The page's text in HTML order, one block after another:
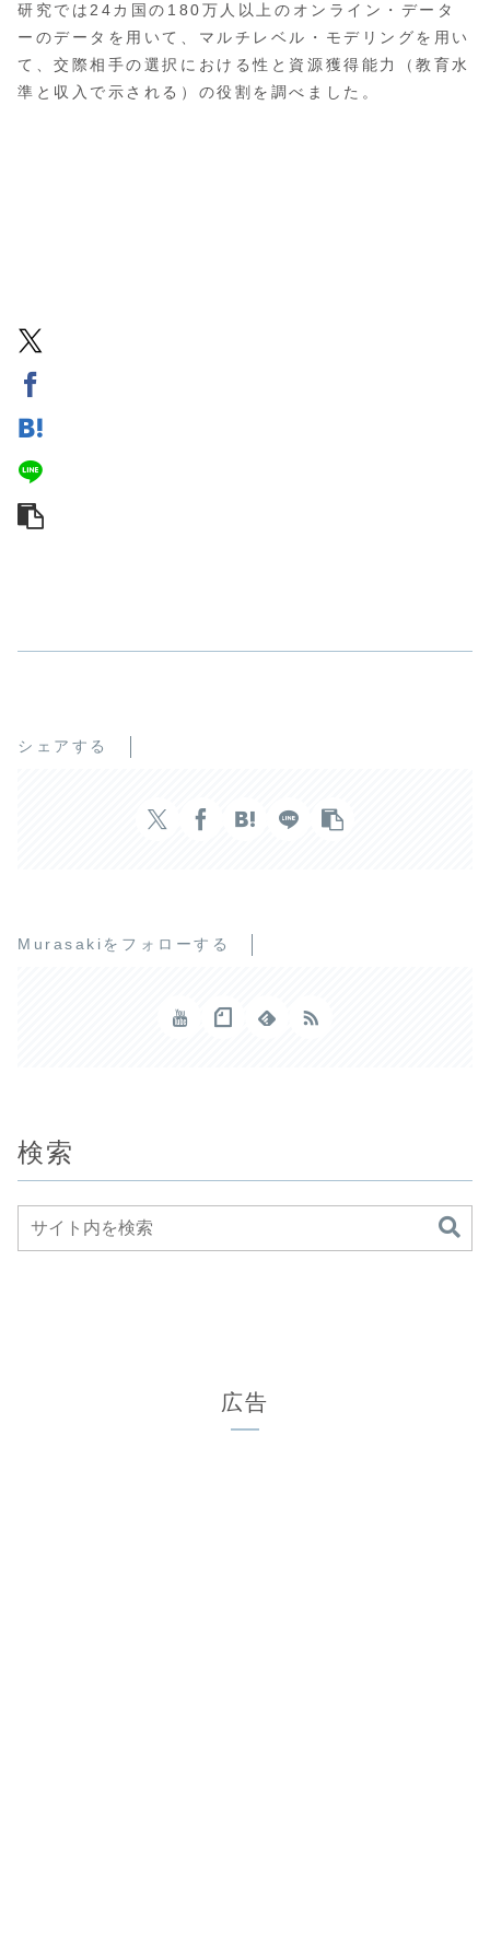
研究では24カ国の180万人以上のオンライン・データ
ーのデータを用いて、マルチレベル・モデリングを用い
て、交際相手の選択における性と資源獲得能力（教育水
準と収入で示される）の役割を調べました。
シェアする
Murasakiをフォローする
検索
広告